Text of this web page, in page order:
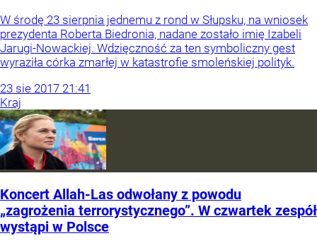
W środę 23 sierpnia jednemu z rond w Słupsku, na wniosek
prezydenta Roberta Biedronia, nadane zostało imię Izabeli
Jarugi-Nowackiej. Wdzięczność za ten symboliczny gest
wyraziła córka zmarłej w katastrofie smoleńskiej polityk.
23 sie 2017 21:41
Kraj
Koncert Allah-Las odwołany z powodu
„zagrożenia terrorystycznego”. W czwartek zespół
wystąpi w Polsce